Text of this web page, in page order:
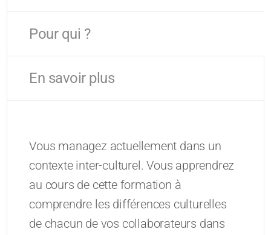
Pour qui ?
En savoir plus
Vous managez actuellement dans un
contexte inter-culturel. Vous apprendrez
au cours de cette formation à
comprendre les différences culturelles
de chacun de vos collaborateurs dans